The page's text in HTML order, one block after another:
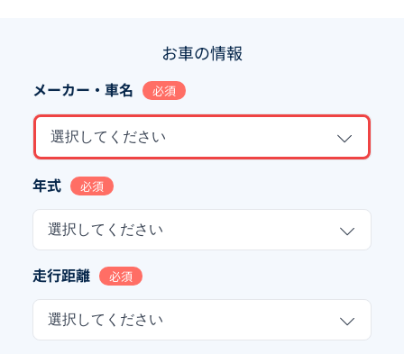
お車の情報
メーカー・車名 必須
選択してください
年式 必須
選択してください
走行距離 必須
選択してください